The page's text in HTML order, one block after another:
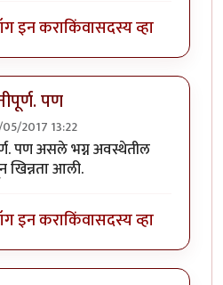
इन कराकिंवासदस्य व्हा
पण
05/2017 13:22
पण असले भग्न अवस्थेतील
खिन्नता आली.
इन कराकिंवासदस्य व्हा